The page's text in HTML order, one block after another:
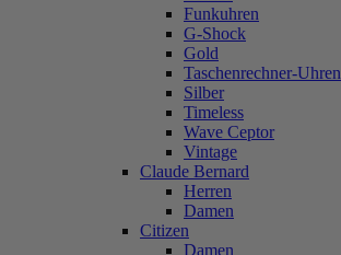
Funkuhren
G-Shock
Gold
Taschenrechner-Uhren
Silber
Timeless
Wave Ceptor
Vintage
Claude Bernard
Herren
Damen
Citizen
Damen